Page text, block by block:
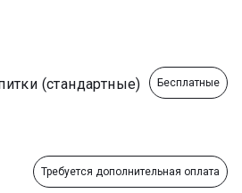
00:00 - 23:59
(стандартные) Бесплатные
Требуется дополнительная оплата